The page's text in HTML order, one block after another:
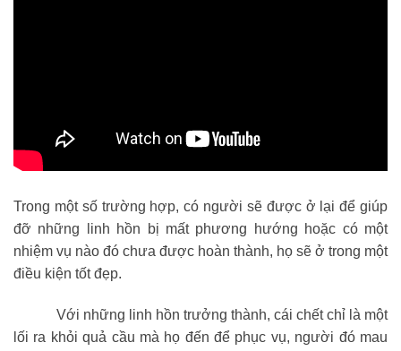
Trong một số trường hợp, có người sẽ được ở lại để giúp
đỡ những linh hồn bị mất phương hướng hoặc có một
nhiệm vụ nào đó chưa được hoàn thành, họ sẽ ở trong một
điều kiện tốt đẹp.
Với những linh hồn trưởng thành, cái chết chỉ là một
lối ra khỏi quả cầu mà họ đến để phục vụ, người đó mau